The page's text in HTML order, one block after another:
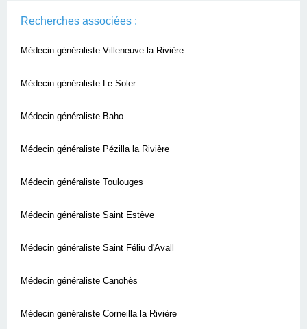
Recherches associées :
Médecin généraliste Villeneuve la Rivière
Médecin généraliste Le Soler
Médecin généraliste Baho
Médecin généraliste Pézilla la Rivière
Médecin généraliste Toulouges
Médecin généraliste Saint Estève
Médecin généraliste Saint Féliu d'Avall
Médecin généraliste Canohès
Médecin généraliste Corneilla la Rivière